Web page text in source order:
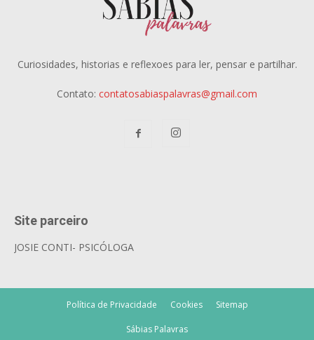
Curiosidades, historias e reflexoes para ler, pensar e partilhar.
Contato: contatosabiaspalavras@gmail.com
Site parceiro
JOSIE CONTI- PSICÓLOGA
Política de Privacidade Cookies Sitemap
Sábias Palavras